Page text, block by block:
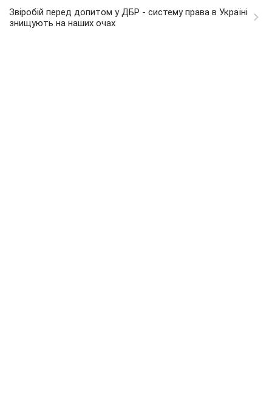
Звіробій перед допитом у ДБР - систему права в Україні
знищують на наших очах